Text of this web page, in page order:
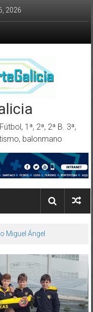
2026
1ª, 2ª, 2ª B. 3ª,
balonmano
Miguel Ángel